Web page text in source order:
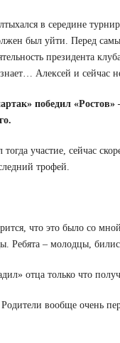
в середине
был уйти. Перед
президента
Алексей и сейчас
победил «Ростов»
участие, сейчас
трофей.
что это было со
Ребята – молодцы,
отца только что
вообще очень